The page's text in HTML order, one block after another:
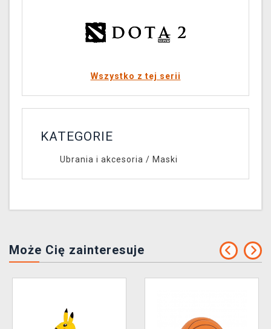
Wszystko z tej serii
KATEGORIE
Ubrania i akcesoria / Maski
Może Cię zainteresuje